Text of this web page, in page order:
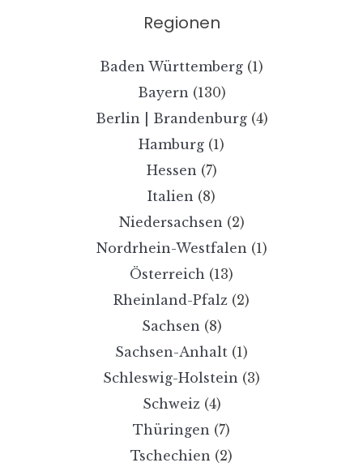
Regionen
Baden Württemberg (1)
Bayern (130)
Berlin | Brandenburg(4)
Hamburg (1)
Hessen (7)
Italien (8)
Niedersachsen (2)
Nordrhein-Westfalen (1)
Österreich (13)
Rheinland-Pfalz (2)
Sachsen (8)
Sachsen-Anhalt (1)
Schleswig-Holstein (3)
Schweiz(4)
Thüringen (7)
Tschechien (2)